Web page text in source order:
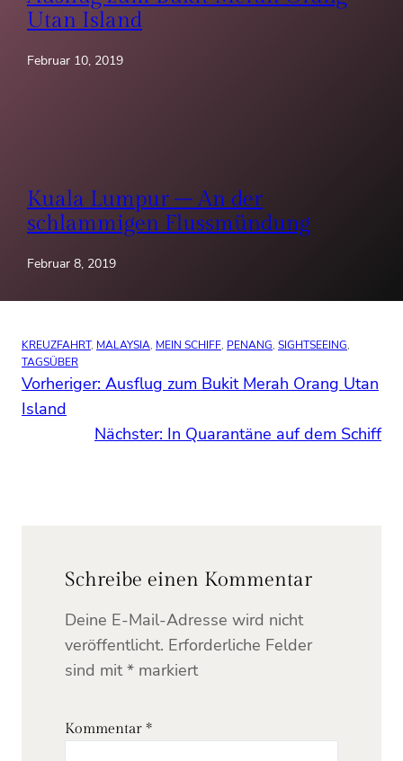
Utan Island
Februar 10, 2019
Kuala Lumpur – An der
schlammigen Flussmündung
Februar 8, 2019
KREUZFAHRT, MALAYSIA, MEIN SCHIFF, PENANG, SIGHTSEEING
TAGSÜBER
Vorheriger: Ausflug zum Bukit Merah Orang Utan
Island
Nächster: In Quarantäne auf dem Schiff
Schreibe einen Kommentar
Deine E-Mail-Adresse wird nicht
veröffentlicht. Erforderliche Felder
sind mit* markiert
Kommentar *